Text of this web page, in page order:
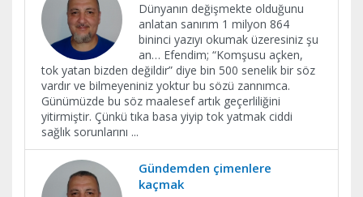
Dünyanın değişmekte olduğunu
anlatan sanırım 1 milyon 864
bininci yazıyı okumak üzeresiniz şu
an… Efendim; “Komşusu açken,
tok yatan bizden değildir” diye bin 500 senelik bir söz
vardır ve bilmeyeniniz yoktur bu sözü zannımca.
Günümüzde bu söz maalesef artık geçerliliğini
yitirmiştir. Çünkü tıka basa yiyip tok yatmak ciddi
sağlık sorunlarını ...
Gündemden çimenlere
kaçmak